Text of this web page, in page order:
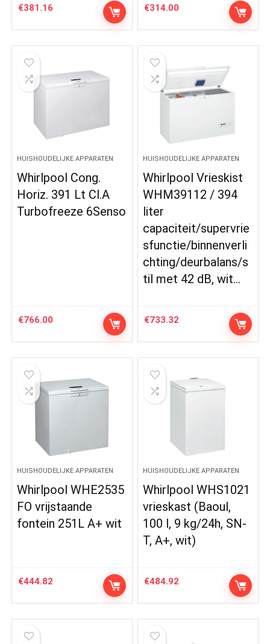
€381.16 €314.00
HUISHOUDELIJKE APPARATEN
Whirlpool Cong.
Horiz. 391 Lt Cl.A
Turbofreeze 6Senso
€766.00
HUISHOUDELIJKE APPARATEN
Whirlpool Vrieskist
WHM39112 / 394
liter
capaciteit/supervrie
sfunctie/binnenverli
chting/deurbalans/s
til met 42 dB, wit…
€733.32
HUISHOUDELIJKE APPARATEN
Whirlpool WHE2535
FO vrijstaande
fontein 251L A+ wit
€444.82
HUISHOUDELIJKE APPARATEN
Whirlpool WHS1021
vrieskast (Baoul,
100 l, 9 kg/24h, SN-
T, A+, wit)
€484.92